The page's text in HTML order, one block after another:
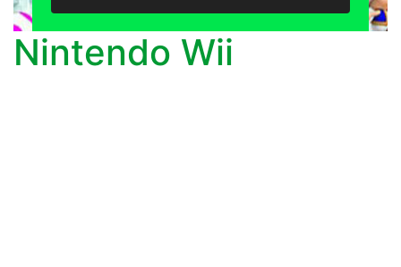
Nintendo Wii